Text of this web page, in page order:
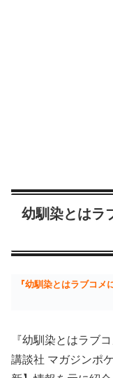
幼馴染とはラ
『幼馴染とはラブコ
『幼馴染とはラブ
講談社 マガジンポ